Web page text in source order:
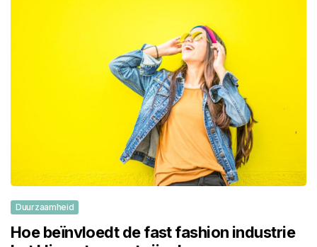
Duurzaamheid
Hoe beïnvloedt de fast fashion industrie